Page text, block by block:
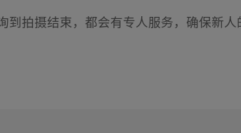
到拍摄结束，都会有专人服务，确保新